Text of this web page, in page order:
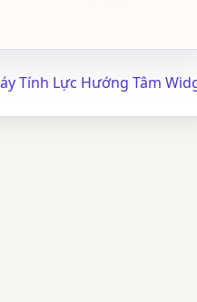
Tính Lực Hướng Tâm